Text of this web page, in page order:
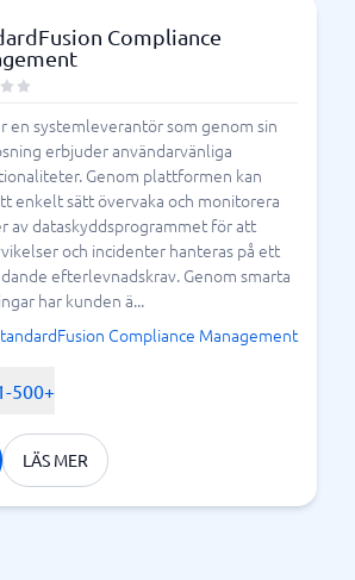
Compliance
en systemleverantör som genom sin
erbjuder användarvänliga
Genom plattformen kan
enkelt sätt övervaka och monitorera
av dataskyddsprogrammet för att
och incidenter hanteras på ett
efterlevnadskrav. Genom smarta
har kunden ä...
Compliance Management
500+
LÄS MER